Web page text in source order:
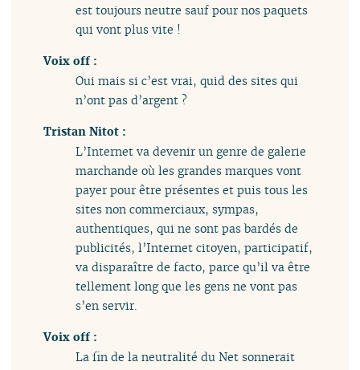
est toujours neutre sauf pour nos paquets
qui vont plus vite !
Voix off :
Oui mais si c’est vrai, quid des sites qui
n’ont pas d’argent ?
Tristan Nitot :
L’Internet va devenir un genre de galerie
marchande où les grandes marques vont
payer pour être présentes et puis tous les
sites non commerciaux, sympas,
authentiques, qui ne sont pas bardés de
publicités, l’Internet citoyen, participatif,
va disparaître de facto, parce qu’il va être
tellement long que les gens ne vont pas
s’en servir.
Voix off :
La fin de la neutralité du Net sonnerait